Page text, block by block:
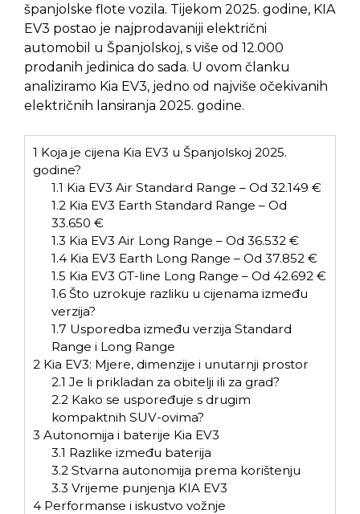
španjolske flote vozila. Tijekom 2025. godine, KIA
EV3 postao je najprodavaniji električni
automobil u Španjolskoj, s više od 12.000
prodanih jedinica do sada. U ovom članku
analiziramo Kia EV3, jedno od najviše očekivanih
električnih lansiranja 2025. godine.
1 Koja je cijena Kia EV3 u Španjolskoj 2025.
godine?
1.1 Kia EV3 Air Standard Range – Od 32.149 €
1.2Kia EV3 Earth Standard Range – Od
33.650 €
1.3 Kia EV3 Air Long Range – Od 36.532 €
1.4Kia EV3 Earth Long Range – Od 37.852 €
1.5 Kia EV3 GT-line Long Range – Od 42.692 €
1.6Što uzrokuje razliku u cijenama između
verzija?
1.7 Usporedba između verzija Standard
Range i Long Range
2 Kia EV3: Mjere, dimenzije i unutarnji prostor
2.1 Je li prikladan za obitelji ili za grad?
2.2Kako se uspoređuje s drugim
kompaktnih SUV-ovima?
3 Autonomija i baterije Kia EV3
3.1 Razlike između baterija
3.2Stvarna autonomija prema korištenju
3.3 Vrijeme punjenja KIA EV3
4 Performanse i iskustvo vožnje